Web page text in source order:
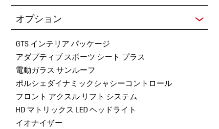
オプション
GTS インテリア パッケージ
アダプティブ スポーツ シート プラス
電動ガラス サンルーフ
ポルシェダイナミックシャシーコントロール
フロント アクスル リフト システム
HD マトリックス LED ヘッドライト
イオナイザー